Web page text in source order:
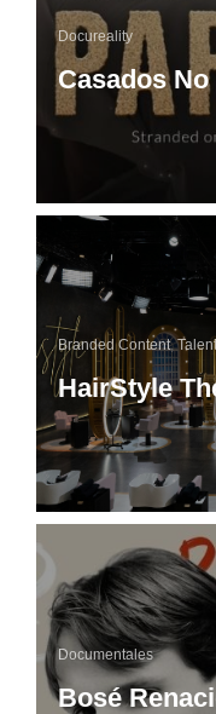
Casados
Docureality
HairStyle
Branded Content,
Bosé
Documentales